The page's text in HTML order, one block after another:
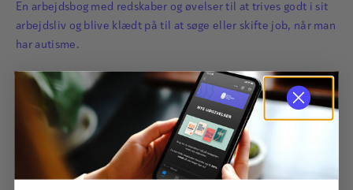
En arbejdsbog med redskaber og øvelser til at trives godt i sit
arbejdsliv og blive klædt på til at søge eller skifte job, når man
har autisme.
299,00kr.